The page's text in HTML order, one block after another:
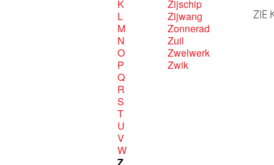
K
L
M
N
O
P
Q
R
S
T
U
V
W
Zijschip
Zijwang
Zonnerad
Zuil
Zwelwerk
Zwik
ZIE